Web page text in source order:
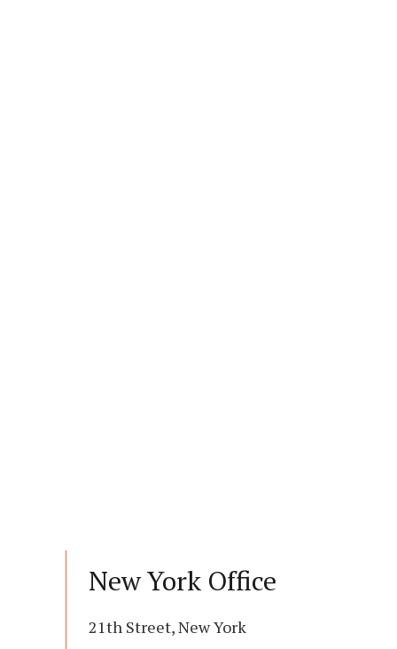
New York Office
21th Street, New York